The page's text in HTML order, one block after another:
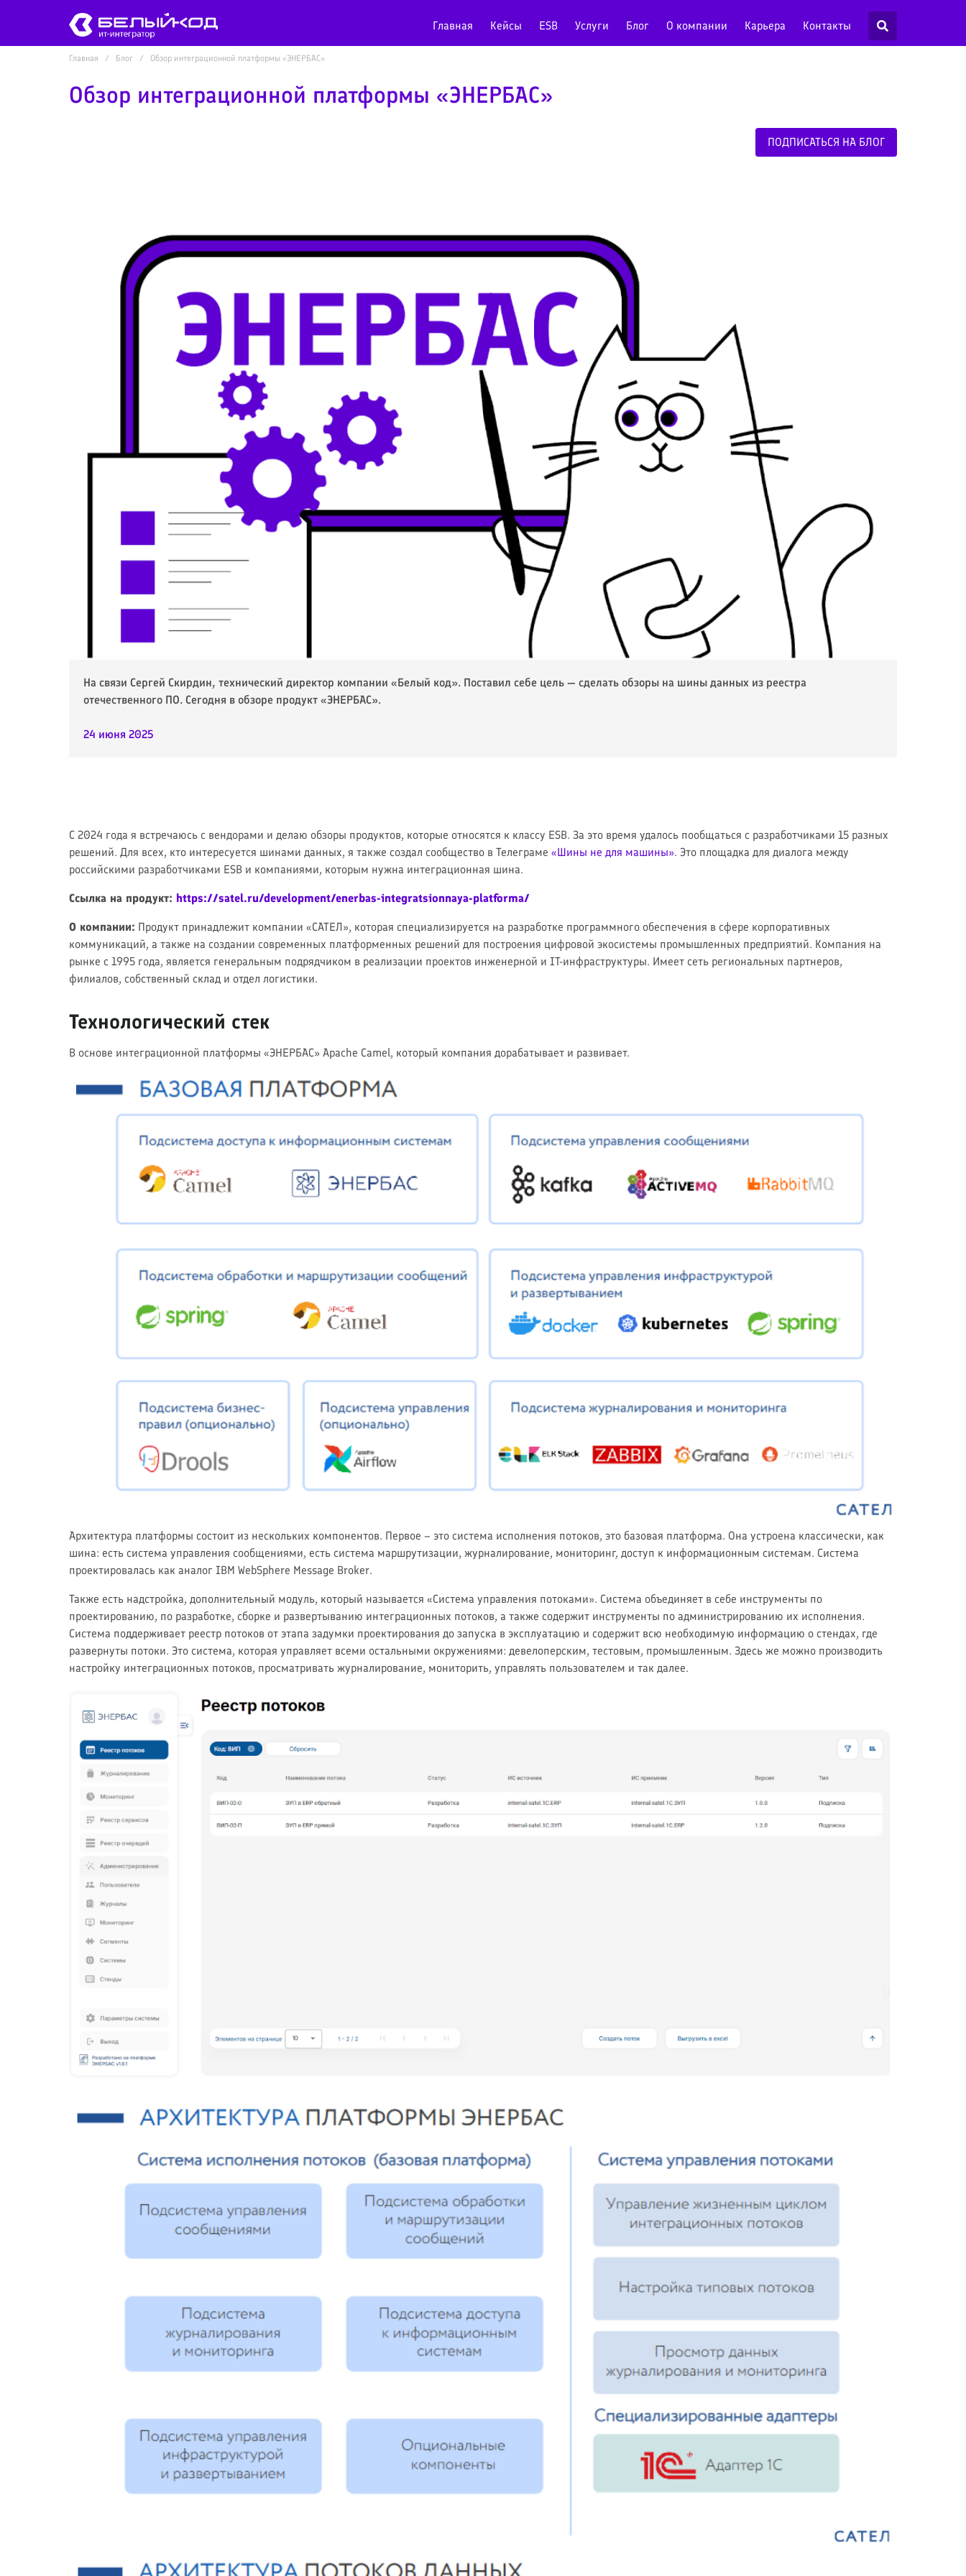
Главная Кейсы ESB Услуги Блог О компании Карьера Контакты
Главная Блог Обзор интеграционной платформы «ЭНЕРБАС»
Обзор интеграционной платформы «ЭНЕРБАС»
ПОДПИСАТЬСЯ НА БЛОГ
На связи Сергей Скирдин, технический директор компании «Белый код». Поставил себе цель — сделать обзоры на шины данных из реестра
отечественного ПО. Сегодня в обзоре продукт «ЭНЕРБАС».
24 июня 2025
С 2024 года я встречаюсь с вендорами и делаю обзоры продуктов, которые относятся к классу ESB. За это время удалось пообщаться с разработчиками 15 разных
решений. Для всех, кто интересуется шинами данных, я также создал сообщество в Телеграме «Шины не для машины». Это площадка для диалога между
российскими разработчиками ESB и компаниями, которым нужна интеграционная шина.
Ссылка на продукт: https://satel.ru/development/enerbas-integratsionnaya-platforma/
О компании: Продукт принадлежит компании «САТЕЛ», которая специализируется на разработке программного обеспечения в сфере корпоративных
коммуникаций, а также на создании современных платформенных решений для построения цифровой экосистемы промышленных предприятий. Компания на
рынке с 1995 года, является генеральным подрядчиком в реализации проектов инженерной и IT-инфраструктуры. Имеет сеть региональных партнеров,
филиалов, собственный склад и отдел логистики.
Технологический стек
В основе интеграционной платформы «ЭНЕРБАС» Apache Camel, который компания дорабатывает и развивает.
Архитектура платформы состоит из нескольких компонентов. Первое – это система исполнения потоков, это базовая платформа. Она устроена классически, как
шина: есть система управления сообщениями, есть система маршрутизации, журналирование, мониторинг, доступ к информационным системам. Система
проектировалась как аналог IBM WebSphere Message Broker.
Также есть надстройка, дополнительный модуль, который называется «Система управления потоками». Система объединяет в себе инструменты по
проектированию, по разработке, сборке и развертыванию интеграционных потоков, а также содержит инструменты по администрированию их исполнения.
Система поддерживает реестр потоков от этапа задумки проектирования до запуска в эксплуатацию и содержит всю необходимую информацию о стендах, где
развернуты потоки. Это система, которая управляет всеми остальными окружениями: девелоперским, тестовым, промышленным. Здесь же можно производить
настройку интеграционных потоков, просматривать журналирование, мониторить, управлять пользователем и так далее.